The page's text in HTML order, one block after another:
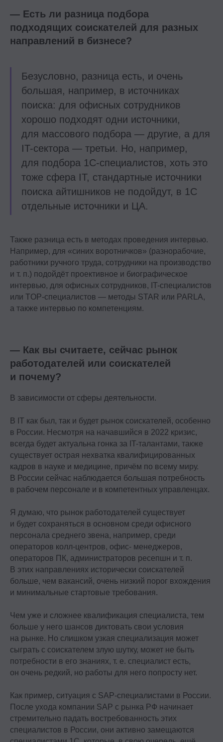
— Есть ли разница подбора
подходящих соискателей для разных
направлений в бизнесе?
Безусловно, разница есть, и очень
большая, например, в источниках
поиска: для офисных сотрудников
хорошо подходят одни источники,
для массового подбора — другие, а для
IT-сектора — третьи. Но, например,
для подбора 1С-специалистов, хоть это
тоже сфера IT, стандартные источники
поиска айтишников не подойдут, в 1С
отдельные источники и ЦА.
Также разница есть в методах проведения интервью.
Например, для «синих воротничков» (разнорабочие,
работники ручного труда, сотрудники на производство
и т. п.) подойдёт проективное и биографическое
интервью, для офисных сотрудников, IT-специалистов
или TOP-специалистов — методы STAR или PARLA,
а также интервью по компетенциям.
— Как вы считаете, сейчас рынок
работодателей или соискателей
и почему?
В зависимости от сферы деятельности.
В IT как был, так и будет рынок соискателей, особенно
в России. Несмотря на начавшийся в 2022 кризис,
всегда будет актуальна гонка за IT-талантами, также
существует острая нехватка квалифицированных
кадров в науке и медицине, причём по всему миру.
В России сейчас наблюдается большая потребность
в рабочем персонале и в компетентных управленцах.
Я думаю, что рынок работодателей существует
и будет сохраняться в основном среди офисного
персонала среднего звена, например, среди
операторов колл-центров, офис- менеджеров,
операторов ПК, администраторов ресепшн и т. п.
В этих направлениях исторически соискателей
больше, чем вакансий, очень низкий порог вхождения
и минимальные стартовые требования.
Чем уже и сложнее квалификация специалиста, тем
больше у него шансов диктовать свои условия
на рынке. Но слишком узкая специализация может
сыграть с соискателем злую шутку, может не быть
потребности в его знаниях, т. е. специалист есть,
он очень редкий, но работы для него попросту нет.
Как пример, ситуация с SAP-специалистами в России.
После ухода компании SAP с рынка РФ начинает
стремительно падать востребованность этих
специалистов в России, они активно замещаются